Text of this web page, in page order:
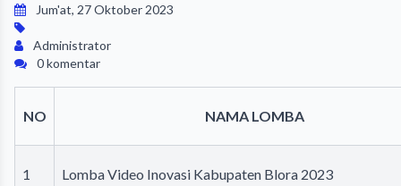
Jum'at, 27 Oktober 2023
Administrator
0 komentar
NO NAMA LOMBA
1 Lomba Video Inovasi Kabupaten Blora 2023